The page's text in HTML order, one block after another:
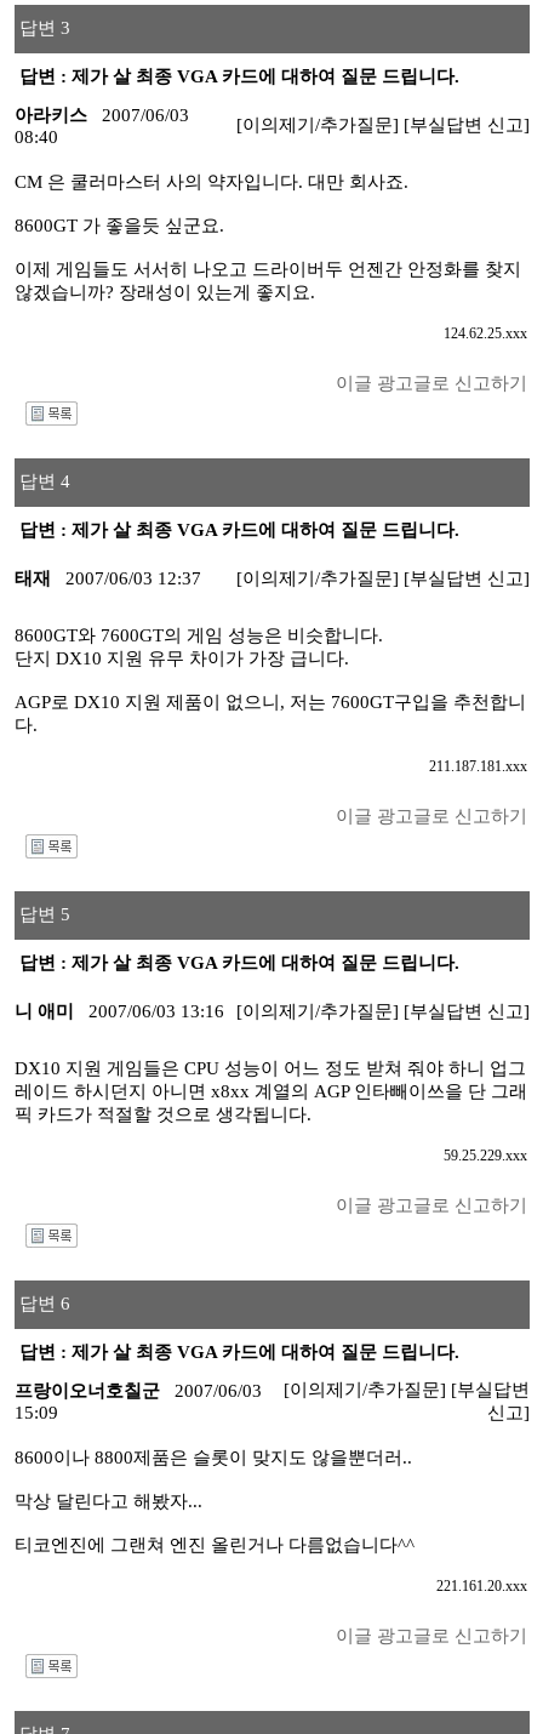
답변 3
답변 : 제가 살 최종 VGA 카드에 대하여 질문 드립니다.
아라키스
2007/06/03
08:40
[이의제기/추가질문] [부실답변 신고]
CM 은 쿨러마스터 사의 약자입니다. 대만 회사죠.
8600GT 가 좋을듯 싶군요.
이제 게임들도 서서히 나오고 드라이버두 언젠간 안정화를 찾지
않겠습니까? 장래성이 있는게 좋지요.
124.62.25.xxx
이글 광고글로 신고하기
답변 4
답변 : 제가 살 최종 VGA 카드에 대하여 질문 드립니다.
태재 2007/06/03 12:37 [이의제기/추가질문] [부실답변 신고]
8600GT와 7600GT의 게임 성능은 비슷합니다.
단지 DX10 지원 유무 차이가 가장 급니다.
AGP로 DX10 지원 제품이 없으니, 저는 7600GT구입을 추천합니
다.
211.187.181.xxx
이글 광고글로 신고하기
답변 5
답변 : 제가 살 최종 VGA 카드에 대하여 질문 드립니다.
니 애미 2007/06/03 13:16 [이의제기/추가질문] [부실답변 신고]
DX10 지원 게임들은 CPU 성능이 어느 정도 받쳐 줘야 하니 업그
레이드 하시던지 아니면 x8xx 계열의 AGP 인타빼이쓰을 단 그래
픽 카드가 적절할 것으로 생각됩니다.
59.25.229.xxx
이글 광고글로 신고하기
답변 6
답변 : 제가 살 최종 VGA 카드에 대하여 질문 드립니다.
프랑이오너호칠군
2007/06/03
15:09
[이의제기/추가질문] [부실답변
신고]
8600이나 8800제품은 슬롯이 맞지도 않을뿐더러..
막상 달린다고 해봤자...
티코엔진에 그랜쳐 엔진 올린거나 다름없습니다^^
221.161.20.xxx
이글 광고글로 신고하기